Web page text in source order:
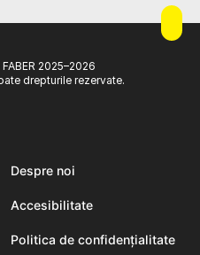
2025–2026
drepturile rezervate.
Despre noi
Accesibilitate
Politica de confidențialitate